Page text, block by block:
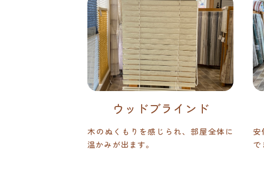
ウッドブラインド
木のぬくもりを感じられ、部屋全体に
温かみが出ます。
安
で